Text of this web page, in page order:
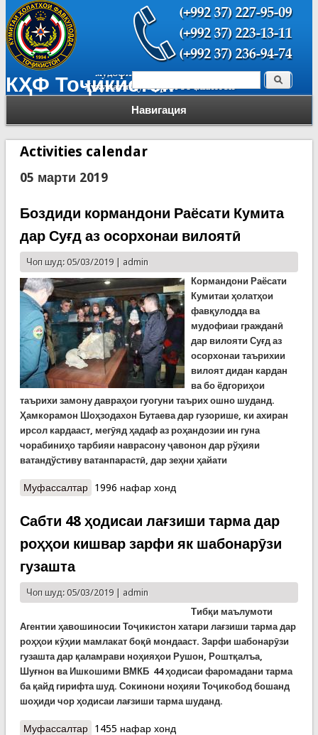
КҲФ Тоҷикистон
Навигация
Форма поиска Поиск
Activities calendar
05 марти 2019
Боздиди кормандони Раёсати Кумита
дар Суғд аз осорхонаи вилоятӣ
Чоп шуд: 05/03/2019 | admin
Кормандони Раёсати
Кумитаи ҳолатҳои
фавқулодда ва
мудофиаи гражданӣ
дар вилояти Суғд аз
осорхонаи таърихии
вилоят дидан кардан
ва бо ёдгориҳои
таърихи замону давраҳои гуогуни таърих ошно шуданд.
Ҳамкорамон Шоҳзодахон Бутаева дар гузорише, ки ахиран
ирсол кардааст, мегӯяд ҳадаф аз роҳандозии ин гуна
чорабиниҳо тарбияи наврасону ҷавонон дар рўҳияи
ватандўстиву ватанпарастӣ, дар зеҳни ҳайати
Муфассалтаро Боздиди кормандони Раёсати Кумита дар Суғд
1996 нафар хонд
Сабти 48 ҳодисаи лағзиши тарма дар
роҳҳои кишвар зарфи як шабонарӯзи
гузашта
Чоп шуд: 05/03/2019 | admin
Тибқи маълумоти
Агентии ҳавошиносии Тоҷикистон хатари лағзиши тарма дар
роҳҳои кӯҳии мамлакат боқӣ мондааст. Зарфи шабонарӯзи
гузашта дар қаламрави ноҳияҳои Рушон, Роштқалъа,
Шуғнон ва Ишкошими ВМКБ 44 ҳодисаи фаромадани тарма
ба қайд гирифта шуд. Сокинони ноҳияи Тоҷикобод бошанд
шоҳиди чор ҳодисаи лағзиши тарма шуданд.
Муфассалтаро Сабти 48 ҳодисаи лағзиши тарма дар роҳҳои
1455 нафар хонд